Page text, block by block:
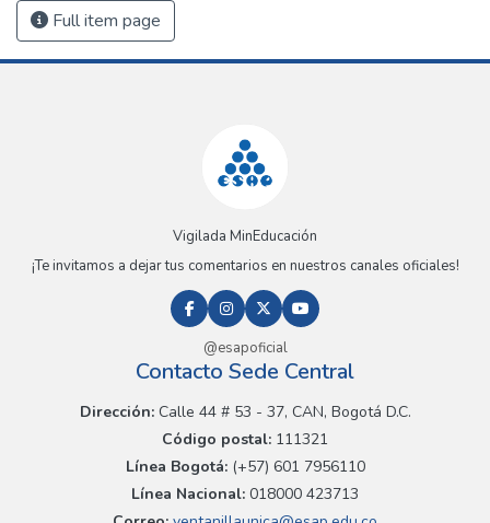
Full item page
Vigilada MinEducación
¡Te invitamos a dejar tus comentarios en nuestros canales oficiales!
@esapoficial
Contacto Sede Central
Dirección:Calle 44 # 53 - 37, CAN, Bogotá D.C.
Código postal: 111321
Línea Bogotá:(+57) 601 7956110
Línea Nacional: 018000 423713